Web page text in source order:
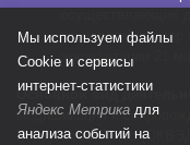
осуществляющих
технологий
аккредитации 21
Основной вид
модификация и
КонсультантПлюс
Мы используем файлы
Сookie и сервисы
интернет-статистики
Яндекс Метрика для
анализа событий на